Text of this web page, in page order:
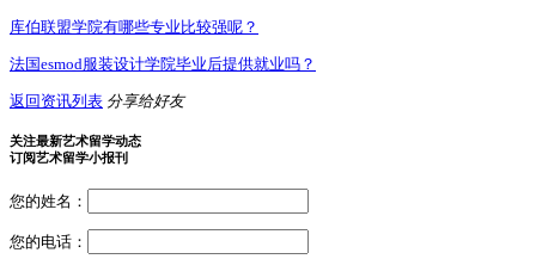
库伯联盟学院有哪些专业比较强呢？
法国esmod服装设计学院毕业后提供就业吗？
返回资讯列表 分享给好友
关注最新艺术留学动态
订阅艺术留学小报刊
您的姓名：
您的电话：